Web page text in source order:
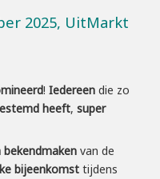
2025, UitMarkt
! Iedereen die zo
heeft, super
bekendmaken van de
bijeenkomst tijdens